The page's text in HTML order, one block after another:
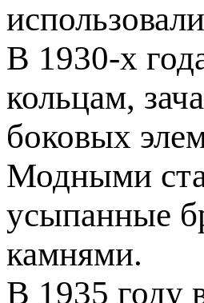
В 1930-х
кольцам,
боковых
Модными
усыпанные
камнями.
В 1935 году